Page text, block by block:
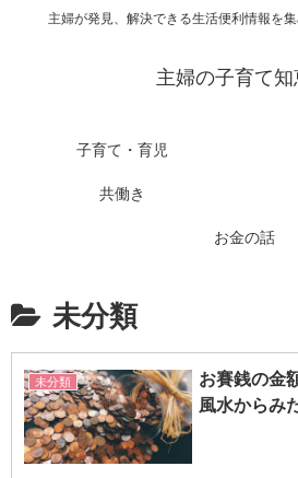
主婦が発見、解決できる生活便利情報を
主婦の子育て知
子育て・育児
共働き
お金の話
未分類
未分類
お賽銭の金
風水からみ